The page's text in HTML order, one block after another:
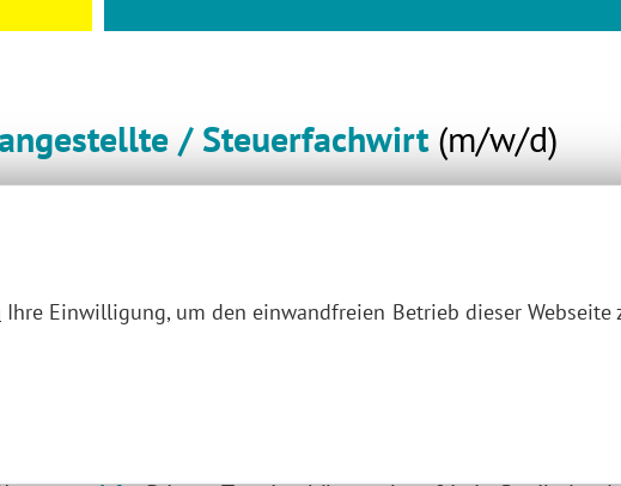
/ Steuerfachwirt(m/w/d)
Ihre Einwilligung, um den einwandfreien Betrieb dieser Webseite